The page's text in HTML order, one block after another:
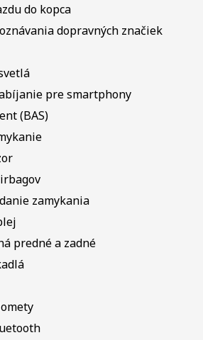
do kopca
dopravných značiek
pre smartphony
(BAS)
zamykania
predné a zadné